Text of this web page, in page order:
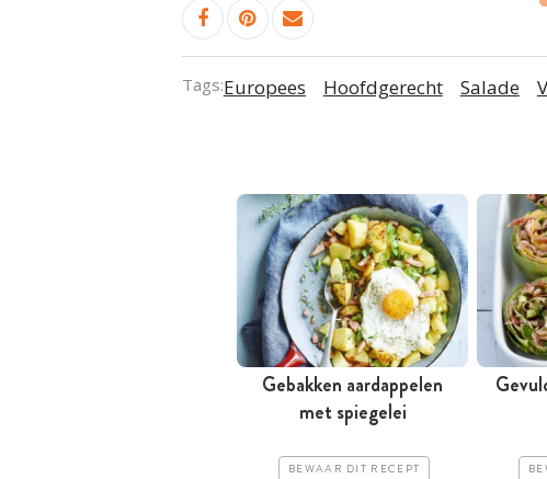
Tags:Europees Hoofdgerecht Salade
Gebakken aardappelen
met spiegelei
BEWAAR DIT RECEPT